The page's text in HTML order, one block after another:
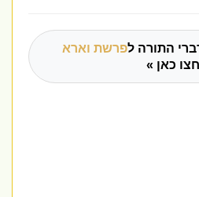
התורה לפרשת וארא
כאן »